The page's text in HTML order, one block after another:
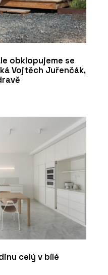
obklopujeme se
Vojtěch Juřenčák,
celý v bílé